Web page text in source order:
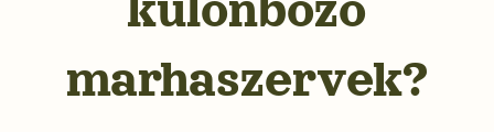
marhaszervek?